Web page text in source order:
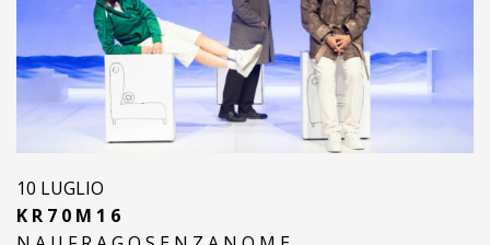
10 LUGLIO
K R 7 0 M 1 6